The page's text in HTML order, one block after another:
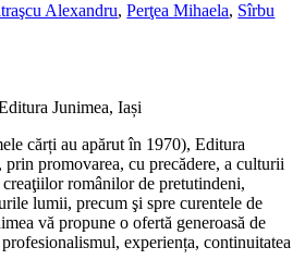
Alexandru,Perţea Mihaela, Sîrbu
cărți au apărut în 1970), Editura
prin promovarea, cu precădere, a culturii
românilor de pretutindeni,
lumii, precum şi spre curentele de
vă propune o ofertă generoasă de
experiența, continuitatea